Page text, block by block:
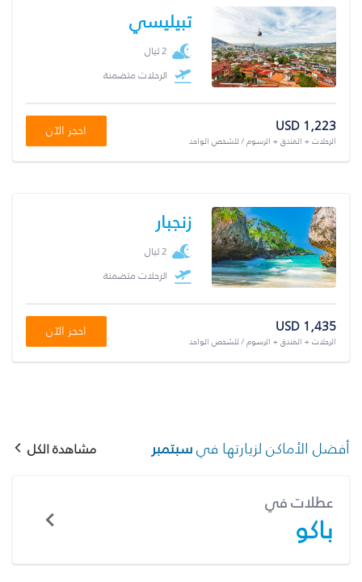
تبيليسي
2 ليال
الرحلات متضمنة
USD 1,223
الرحلات + الفندق + الرسوم / للشخص الواحد
احجز الآن
زنجبار
2 ليال
الرحلات متضمنة
USD 1,435
الرحلات + الفندق + الرسوم / للشخص الواحد
احجز الآن
أفضل الأماكن لزيارتها فيسبتمبر مشاهدة الكل
عطلات في
باكو